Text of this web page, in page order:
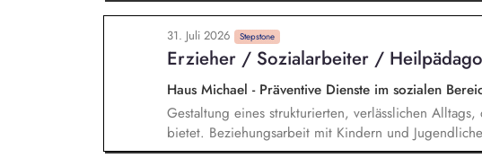
Verhalten einordnen, Muster verstehen. Förderung
und individuellen Stärken. Begleitung in
Freizeit, Verantwortung). Zusammenarbeit mit Eltern,
Therapeut*innen und Jugendämtern.
31. Juli 2026 Stepstone
Erzieher / Sozialarbeiter /
Haus Michael - Präventive Dienste im sozialen
Gestaltung eines strukturierten, verlässlichen
bietet. Beziehungsarbeit mit Kindern und
individuellen Lebensgeschichten. Systemisches